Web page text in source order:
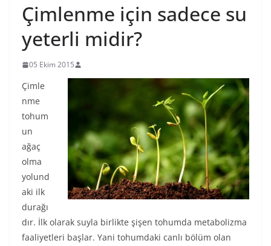
Çimlenme için sadece su
yeterli midir?
05 Ekim 2015
Çimle
nme
tohum
un
ağaç
olma
yolund
aki ilk
durağı
dır. İlk olarak suyla birlikte şişen tohumda metabolizma
faaliyetleri başlar. Yani tohumdaki canlı bölüm olan